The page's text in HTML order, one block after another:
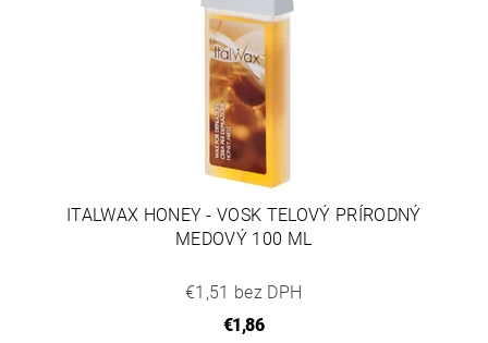
ITALWAX HONEY - VOSK TELOVÝ PRÍRODNÝ
MEDOVÝ 100 ML
€1,51 bez DPH
€1,86